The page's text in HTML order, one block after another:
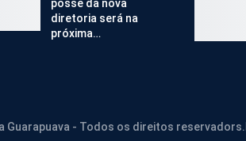
posse da nova
diretoria será na
próxima…
Guarapuava - Todos os direitos reservadors.